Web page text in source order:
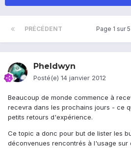
PRÉCÉDENT Page 1 sur 5
Pheldwyn
Posté(e) 14 janvier 2012
Beaucoup de monde commence à
recevra dans les prochains jours - ce
petits retours d'expérience.
Ce topic a donc pour but de lister les
déconvenues rencontrés à l'usage sur